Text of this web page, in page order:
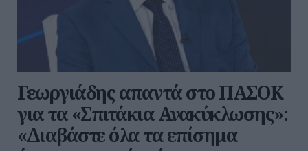
Γεωργιάδης απαντά στο ΠΑΣΟΚ
για τα «Σπιτάκια Ανακύκλωσης»:
«Διαβάστε όλα τα επίσημα